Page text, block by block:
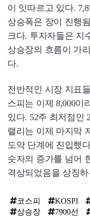
이 잇따르고 있다.
상승폭은 장이 진행
크다. 투자자들은 지
상승장의 흐름이 가
다.
전반적인 시장 지표
스피는 이제 8,000이
있다. 52주 최저점인
랠리는 이제 마지막
도약 단계에 진입했
숫자의 증가를 넘어
격상되었음을 상징
코스피 KOSPI
상승장
7900선